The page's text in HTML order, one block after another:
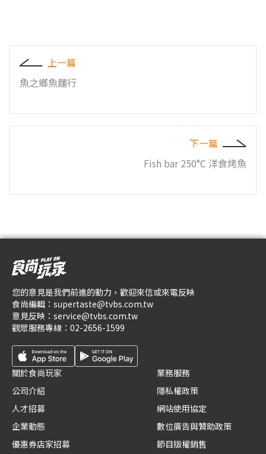
上一篇
魚之鄉魚麵行
下一篇
Fish bar 250°C 洋食烤魚
您的意見是我們前進的動力，歡迎來信或來電反映
食尚編輯： supertaste@tvbs.com.tw
意見反映： service@tvbs.com.tw
觀眾服務專線： 02-2656-1599
關於食尚玩家
公司介紹
人才招募
企業動態
優惠券店家招募
業務服務
隱私權政策
網站使用協定
數位廣告與贊助政策
節目版權銷售